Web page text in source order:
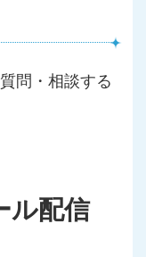
問・相談する
ル配信